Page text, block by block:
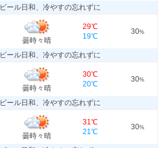
ビール日和、冷やすの忘れずに
曇時々晴
29℃
19℃
30%
ビール日和、冷やすの忘れずに
曇時々晴
30℃
20℃
30%
ビール日和、冷やすの忘れずに
曇時々晴
31℃
21℃
30%